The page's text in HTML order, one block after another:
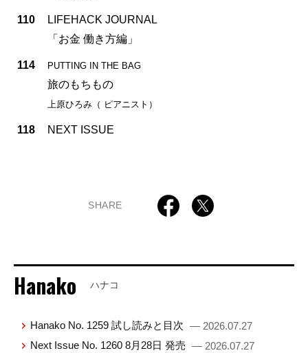
110
LIFEHACK JOURNAL
「お金 働き方編」
114 PUTTING IN THE BAG
旅のもちもの
上原ひろみ（ ピアニスト）
118 NEXT ISSUE
SHARE
Hanako ハナコ
Hanako No. 1259 試し読みと目次 — 2026.07.27
Next Issue No. 1260 8月28日 発売 — 2026.07.27